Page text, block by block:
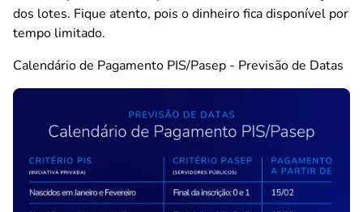
dos lotes. Fique atento, pois o dinheiro fica disponível por
tempo limitado.
Calendário de Pagamento PIS/Pasep - Previsão de Datas